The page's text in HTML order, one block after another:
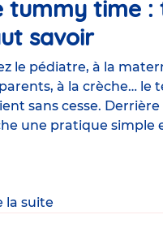
tummy time :
savoirArticle
le pédiatre, à la
à la crèche… le
sans cesse.
une pratique simple
la suite